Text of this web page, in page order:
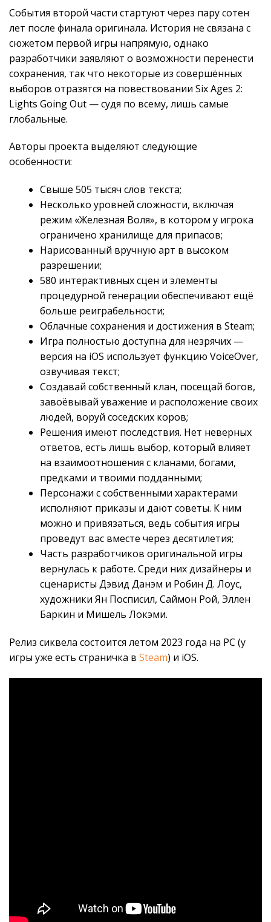
События второй части стартуют через пару сотен
лет после финала оригинала. История не связана с
сюжетом первой игры напрямую, однако
разработчики заявляют о возможности перенести
сохранения, так что некоторые из совершённых
выборов отразятся на повествовании Six Ages 2:
Lights Going Out — судя по всему, лишь самые
глобальные.
Авторы проекта выделяют следующие
особенности:
Свыше 505 тысяч слов текста;
Несколько уровней сложности, включая
режим «Железная Воля», в котором у игрока
ограничено хранилище для припасов;
Нарисованный вручную арт в высоком
разрешении;
580 интерактивных сцен и элементы
процедурной генерации обеспечивают ещё
больше реиграбельности;
Облачные сохранения и достижения в Steam;
Игра полностью доступна для незрячих —
версия на iOS использует функцию VoiceOver,
озвучивая текст;
Создавай собственный клан, посещай богов,
завоёвывай уважение и расположение своих
людей, воруй соседских коров;
Решения имеют последствия. Нет неверных
ответов, есть лишь выбор, который влияет
на взаимоотношения с кланами, богами,
предками и твоими подданными;
Персонажи с собственными характерами
исполняют приказы и дают советы. К ним
можно и привязаться, ведь события игры
проведут вас вместе через десятилетия;
Часть разработчиков оригинальной игры
вернулась к работе. Среди них дизайнеры и
сценаристы Дэвид Данэм и Робин Д. Лоус,
художники Ян Посписил, Саймон Рой, Эллен
Баркин и Мишель Локэми.
Релиз сиквела состоится летом 2023 года на PC (у
игры уже есть страничка в Steam) и iOS.